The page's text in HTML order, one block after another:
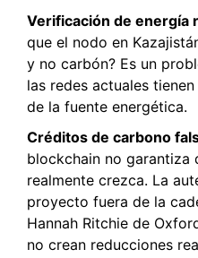
Verificación de energía
que el nodo en
y no carbón? Es un
las redes actuales
de la fuente energética.
Créditos de carbono
blockchain no garantiza
realmente crezca. La
proyecto fuera de la
Hannah Ritchie de
no crean reducciones